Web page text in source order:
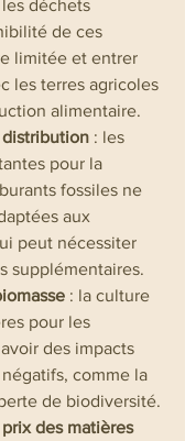
déchets
de ces
limitée et entrer
les terres agricoles
alimentaire.
: les
pour la
fossiles ne
aux
peut nécessiter
supplémentaires.
: la culture
pour les
des impacts
comme la
de biodiversité.
des matières